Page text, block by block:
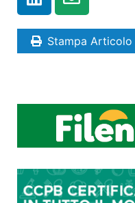
Stampa Articolo